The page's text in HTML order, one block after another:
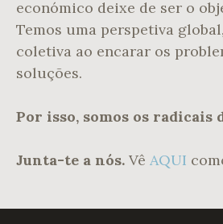
económico deixe de ser o
Temos uma perspetiva
coletiva ao encarar os
soluções.
Por isso, somos os radicais
Junta-te a nós. Vê AQUI